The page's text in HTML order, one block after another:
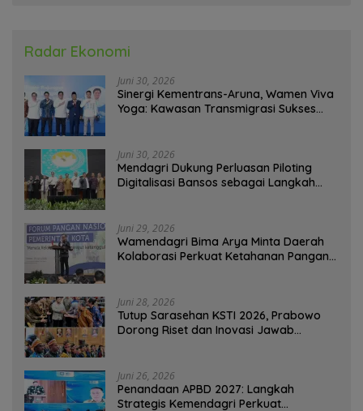
Radar Ekonomi
Juni 30, 2026
Sinergi Kementrans-Aruna, Wamen Viva
Yoga: Kawasan Transmigrasi Sukses
Juni 30, 2026
Mendagri Dukung Perluasan Piloting
Digitalisasi Bansos sebagai Langkah
Juni 29, 2026
Wamendagri Bima Arya Minta Daerah
Kolaborasi Perkuat Ketahanan Pangan
Juni 28, 2026
Tutup Sarasehan KSTI 2026, Prabowo
Dorong Riset dan Inovasi Jawab
Juni 26, 2026
Penandaan APBD 2027: Langkah
Strategis Kemendagri Perkuat